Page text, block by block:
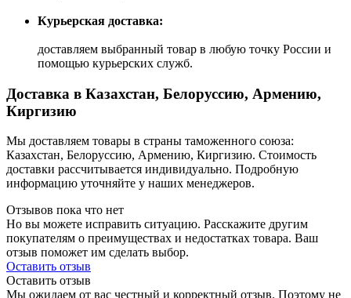
Курьерская доставка:
доставляем выбранный товар в любую точку России и
помощью курьерских служб.
Доставка в Казахстан, Белоруссию, Армению,
Киргизию
Мы доставляем товары в страны таможенного союза:
Казахстан, Белоруссию, Армению, Киргизию. Стоимость
доставки рассчитывается индивидуально. Подробную
информацию уточняйте у наших менеджеров.
Отзывов пока что нет
Но вы можете исправить ситуацию. Расскажите другим
покупателям о преимуществах и недостатках товара. Ваш
отзыв поможет им сделать выбор.
Оставить отзыв
Оставить отзыв
Мы ожидаем от вас честный и корректный отзыв. Поэтому не